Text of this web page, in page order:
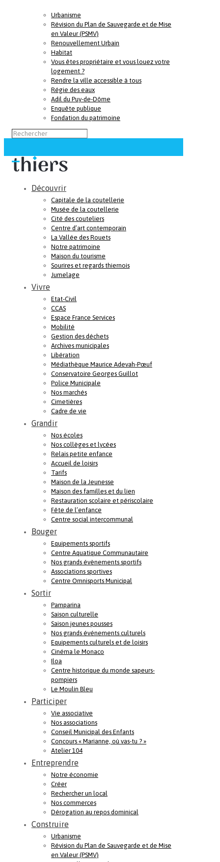
Urbanisme
Révision du Plan de Sauvegarde et de Mise
en Valeur (PSMV)
Renouvellement Urbain
Habitat
Vous êtes propriétaire et vous louez votre
logement ?
Rendre la ville accessible à tous
Régie des eaux
Adil du Puy-de-Dôme
Enquête publique
Fondation du patrimoine
Découvrir
Capitale de la coutellerie
Musée de la coutellerie
Cité des couteliers
Centre d’art contemporain
La Vallée des Rouets
Notre patrimoine
Maison du tourisme
Sourires et regards thiernois
Jumelage
Vivre
Etat-Civil
CCAS
Espace France Services
Mobilité
Gestion des déchets
Archives municipales
Libération
Médiathèque Maurice Adevah-Pœuf
Conservatoire Georges Guillot
Police Municipale
Nos marchés
Cimetières
Cadre de vie
Grandir
Nos écoles
Nos collèges et lycées
Relais petite enfance
Accueil de loisirs
Tarifs
Maison de la Jeunesse
Maison des familles et du lien
Restauration scolaire et périscolaire
Fête de l’enfance
Centre social intercommunal
Bouger
Equipements sportifs
Centre Aquatique Communautaire
Nos grands évènements sportifs
Associations sportives
Centre Omnisports Municipal
Sortir
Pamparina
Saison culturelle
Saison jeunes pousses
Nos grands événements culturels
Equipements culturels et de loisirs
Cinéma le Monaco
Iloa
Centre historique du monde sapeurs-
pompiers
Le Moulin Bleu
Participer
Vie associative
Nos associations
Conseil Municipal des Enfants
Concours « Marianne, où vas-tu ? »
Atelier 104
Entreprendre
Notre économie
Créer
Rechercher un local
Nos commerces
Dérogation au repos dominical
Construire
Urbanisme
Révision du Plan de Sauvegarde et de Mise
en Valeur (PSMV)